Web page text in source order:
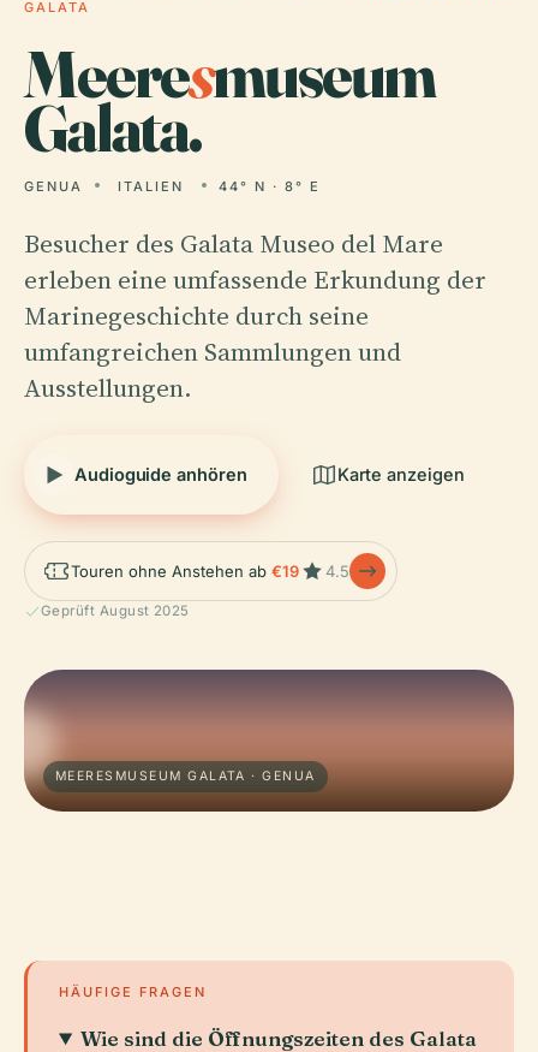
GALATA
Meeresmuseum
Galata.
GENUA ITALIEN 44° N · 8° E
Besucher des Galata Museo del Mare
erleben eine umfassende Erkundung der
Marinegeschichte durch seine
umfangreichen Sammlungen und
Ausstellungen.
Audioguide anhören Karte anzeigen
Touren ohne Anstehen ab €19 4.5
Geprüft August 2025
MEERESMUSEUM GALATA · GENUA
HÄUFIGE FRAGEN
Wie sind die Öffnungszeiten des Galata